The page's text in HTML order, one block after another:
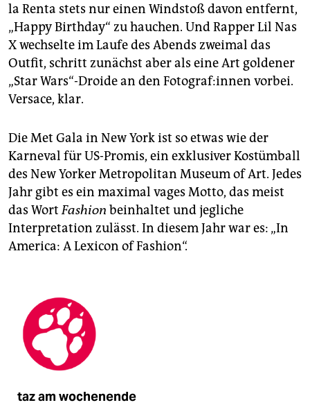
epaper login
la Renta stets nur einen Windstoß davon entfernt,
„Happy Birth­day“ zu hauchen. Und Rapper Lil Nas
X wechselte im Laufe des Abends zweimal das
Outfit, schritt zunächst aber als eine Art goldener
„Star Wars“-Droide an den Fo­to­gra­f:in­nen vorbei.
Ver­sace, klar.
Die Met Gala in New York ist so etwas wie der
Karneval für US-Promis, ein exklusiver Kostümball
des New Yorker Metropolitan Museum of Art. Jedes
Jahr gibt es ein maximal vages Motto, das meist
das WortFashion beinhaltet und jegliche
Interpretation zulässt. In diesem Jahr war es: „In
America: A Lexicon of Fashion“.
taz am wochenende